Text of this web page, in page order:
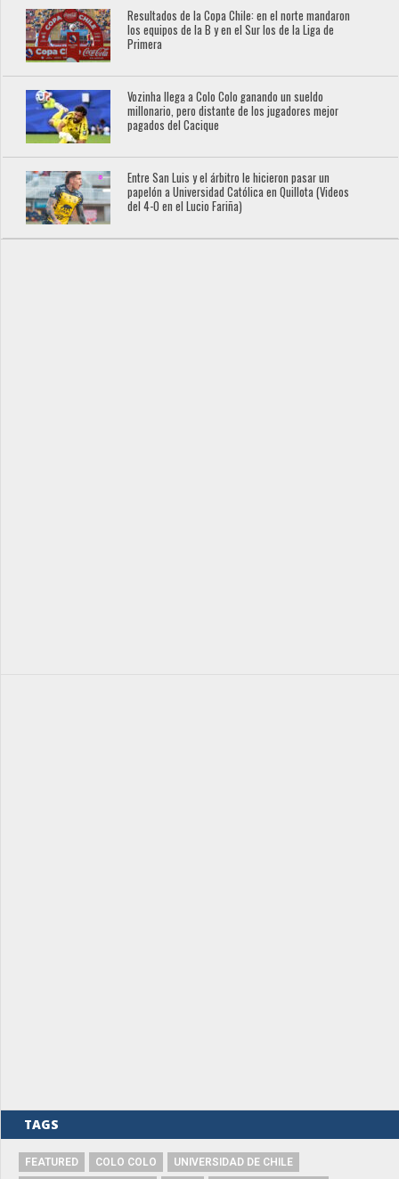
Resultados de la Copa Chile: en el norte mandaron
los equipos de la B y en el Sur los de la Liga de
Primera
Vozinha llega a Colo Colo ganando un sueldo
millonario, pero distante de los jugadores mejor
pagados del Cacique
Entre San Luis y el árbitro le hicieron pasar un
papelón a Universidad Católica en Quillota (Videos
del 4-0 en el Lucio Fariña)
TAGS
FEATURED COLO COLO
UNIVERSIDAD DE CHILE